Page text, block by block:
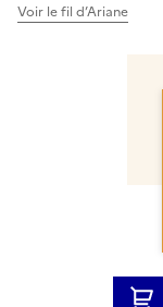
Voir le fil d’Ariane